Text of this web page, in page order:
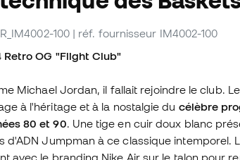
100 | réf. fournisseur IM4002-100
OG "Flight Club"
Michael Jordan, il fallait rejoindre le club. Le
à l'héritage et à la nostalgie du célèbre
80 et 90. Une tige en cuir doux blanc
d'ADN Jumpman à ce classique intemporel.
avec le branding Nike Air sur le talon pour